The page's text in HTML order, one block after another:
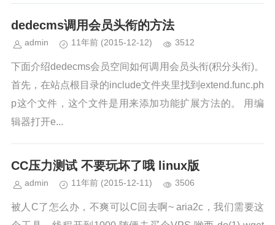
dedecms调用会员头衔的方法
admin 11年前 (2015-12-12) 3512
下面介绍dedecms会员空间如何调用会员头衔(积分头衔)。
首先，在站点根目录的include文件夹里找到extend.func.ph
p这个文件，这个文件是用来添加功能扩展方法的。 用编
辑器打开e...
CC压力测试 不要玩坏了哦 linux版
admin 11年前 (2015-12-11) 3506
被人C了怎么办，不爽可以C回去啊~ aria2c，我们需要这